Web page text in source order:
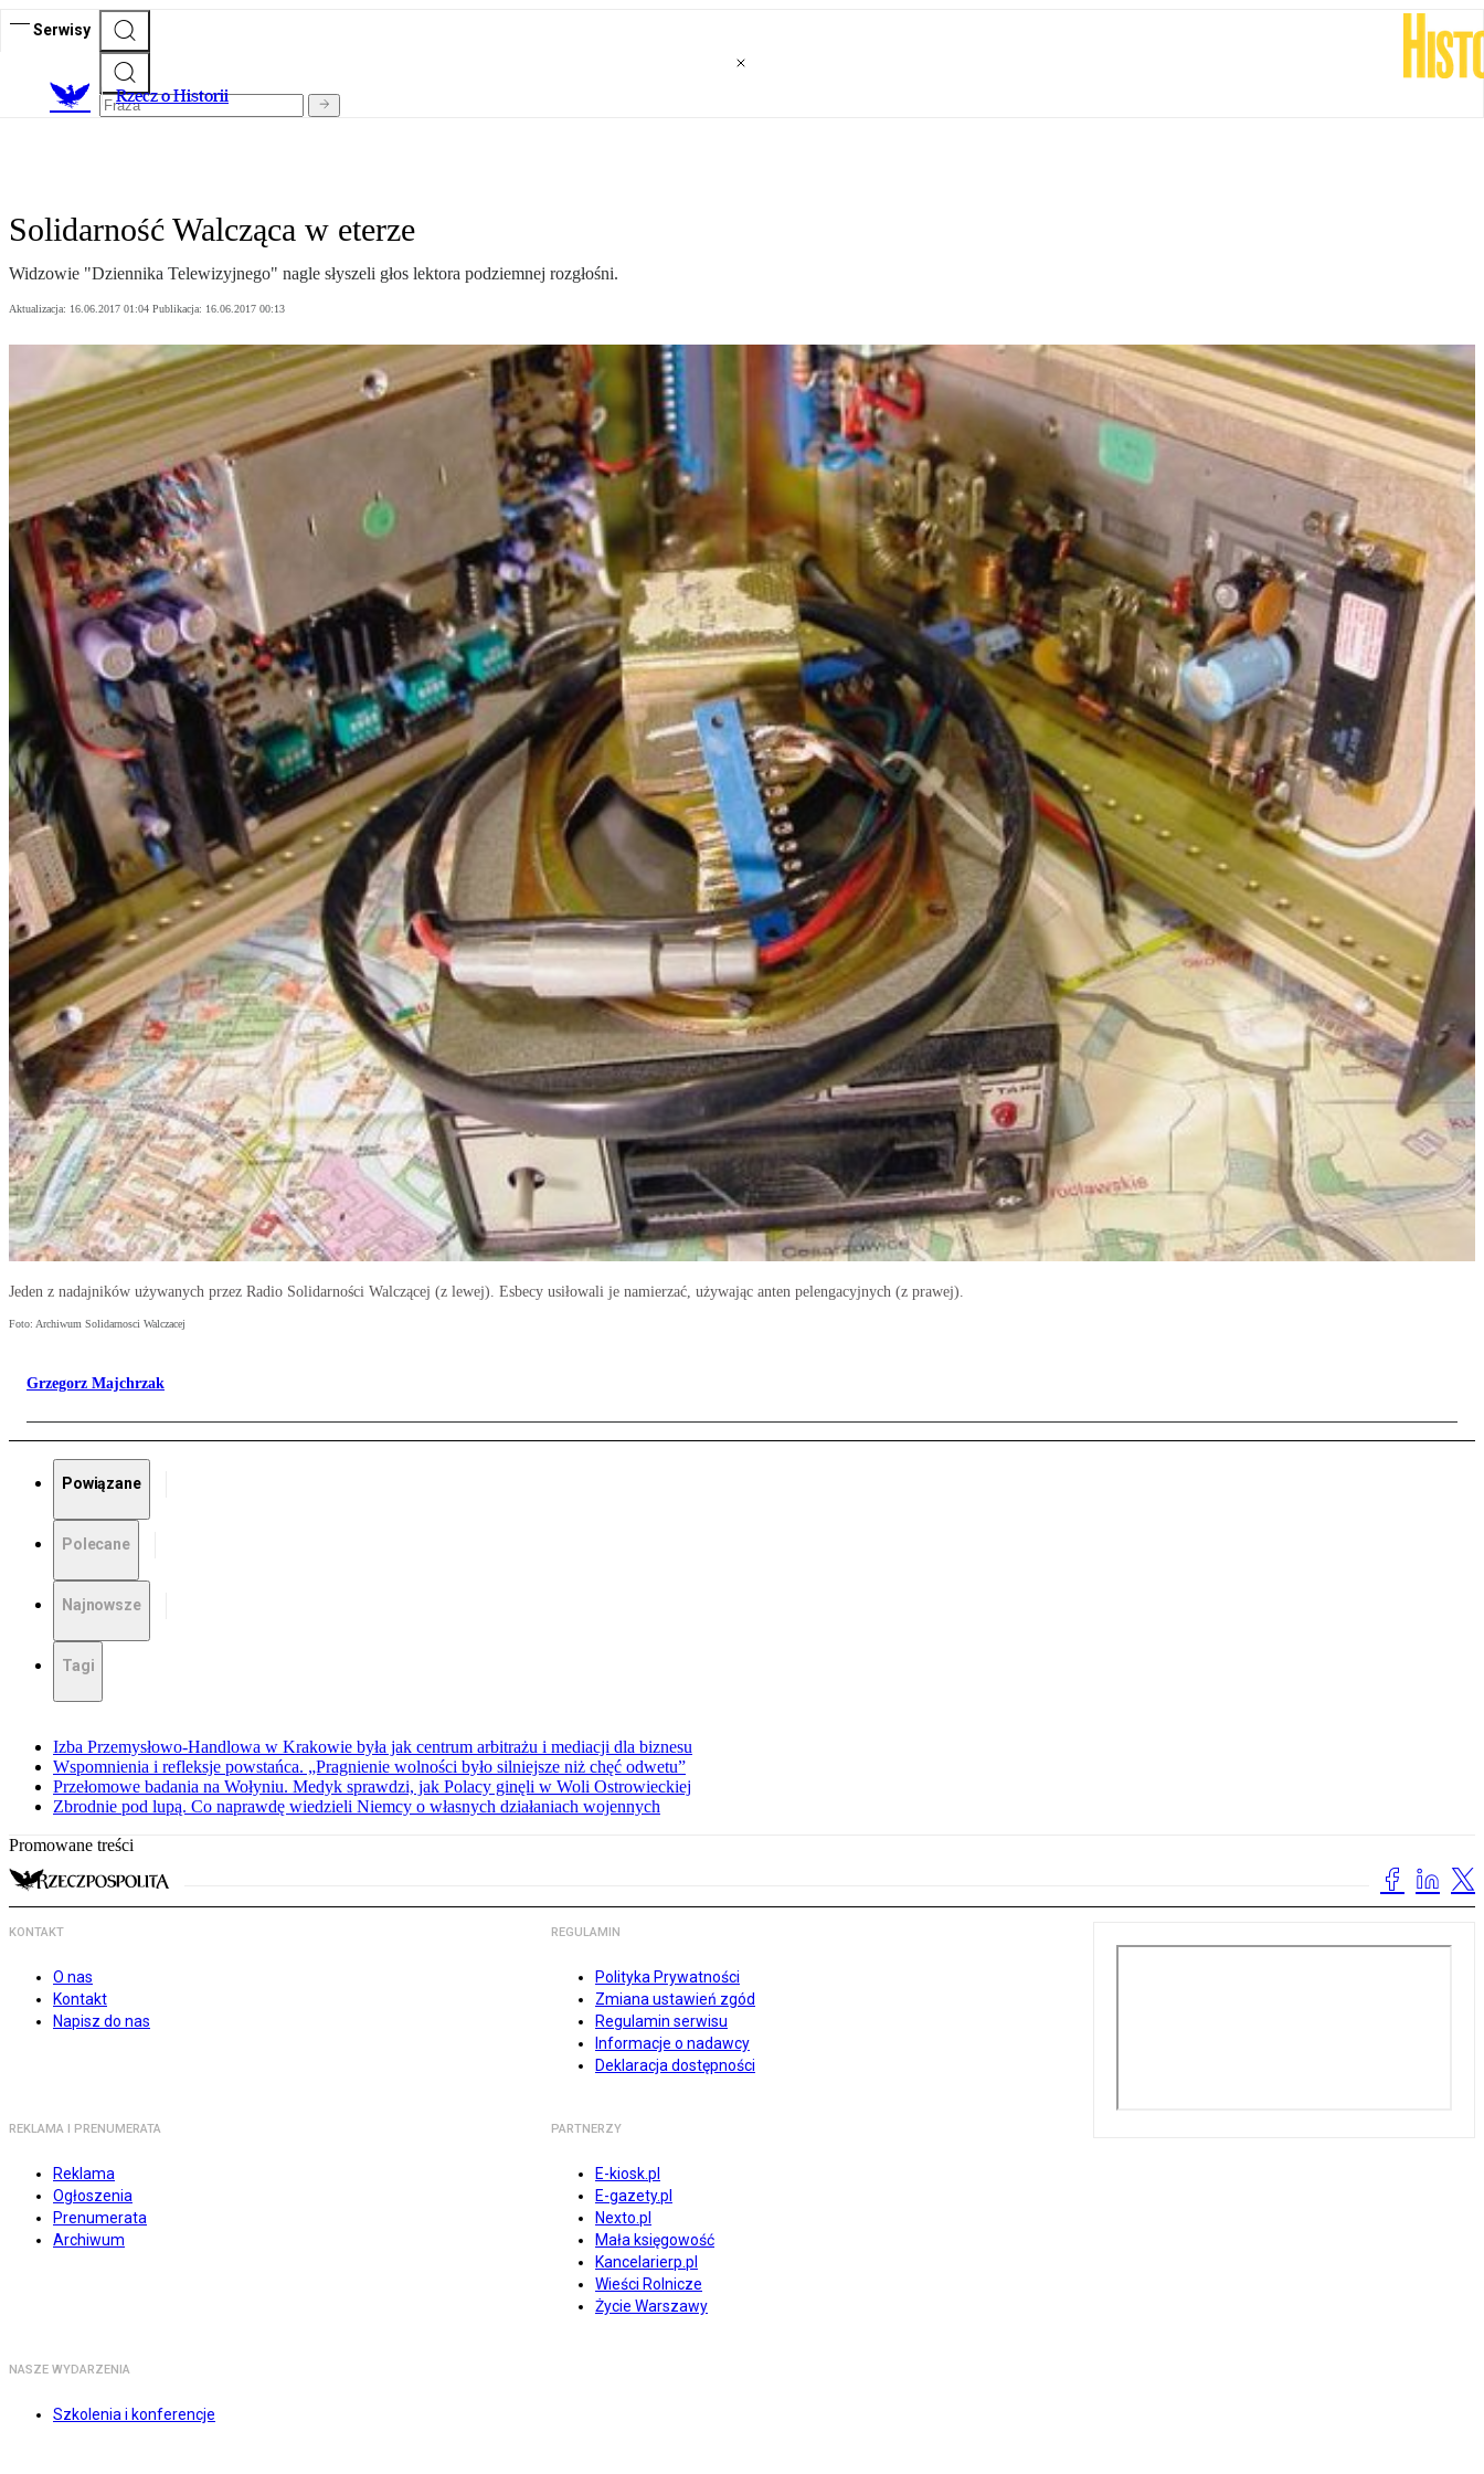
Serwisy
Rzecz o Historii
Solidarność Walcząca w eterze
Widzowie "Dziennika Telewizyjnego" nagle słyszeli głos lektora podziemnej rozgłośni.
Aktualizacja: 16.06.2017 01:04 Publikacja: 16.06.2017 00:13
Jeden z nadajników używanych przez Radio Solidarności Walczącej (z lewej). Esbecy usiłowali je namierzać, używając anten pelengacyjnych (z prawej).
Foto: Archiwum Solidarnosci Walczacej
Grzegorz Majchrzak
Powiązane
Polecane
Najnowsze
Tagi
Izba Przemysłowo-Handlowa w Krakowie była jak centrum arbitrażu i mediacji dla biznesu
Wspomnienia i refleksje powstańca. „Pragnienie wolności było silniejsze niż chęć odwetu”
Przełomowe badania na Wołyniu. Medyk sprawdzi, jak Polacy ginęli w Woli Ostrowieckiej
Zbrodnie pod lupą. Co naprawdę wiedzieli Niemcy o własnych działaniach wojennych
Promowane treści
KONTAKT
O nas
Kontakt
Napisz do nas
REGULAMIN
Polityka Prywatności
Zmiana ustawień zgód
Regulamin serwisu
Informacje o nadawcy
Deklaracja dostępności
REKLAMA I PRENUMERATA
Reklama
Ogłoszenia
Prenumerata
Archiwum
PARTNERZY
E-kiosk.pl
E-gazety.pl
Nexto.pl
Mała księgowość
Kancelarierp.pl
Wieści Rolnicze
Życie Warszawy
NASZE WYDARZENIA
Szkolenia i konferencje